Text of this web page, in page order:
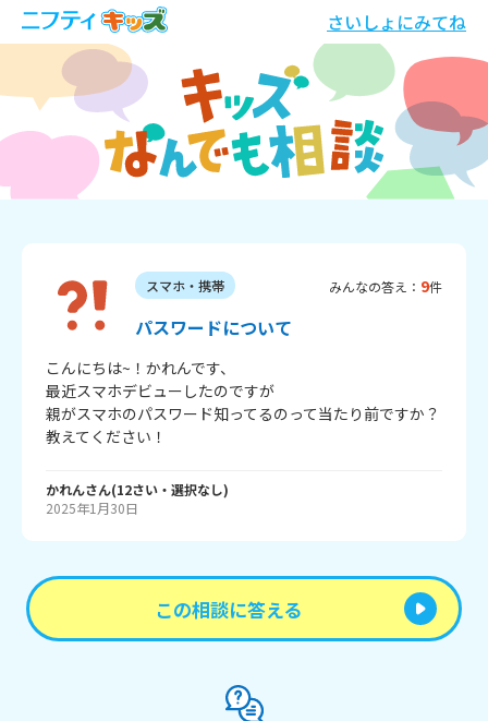
さいしょにみてね
スマホ・携帯 みんなの答え： 9件
パスワードについて
こんにちは~！かれんです、
最近スマホデビューしたのですが
親がスマホのパスワード知ってるのって当たり前ですか？
教えてください！
かれんさん(12さい・ 選択なし)
2025年1月30日
この相談に答える